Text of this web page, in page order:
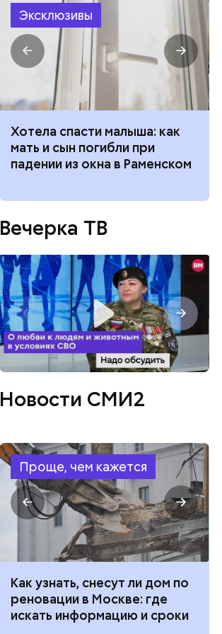
Эксклюзивы
Хотела спасти малыша: как
мать и сын погибли при
падении из окна в Раменском
Вечерка ТВ
Новости СМИ2
Проще, чем кажется
Как узнать, снесут ли дом по
реновации в Москве: где
искать информацию и сроки